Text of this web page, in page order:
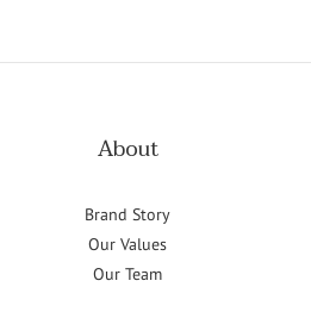
About
Brand Story
Our Values
Our Team